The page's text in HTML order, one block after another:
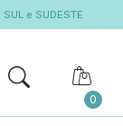
e SUDESTE
0